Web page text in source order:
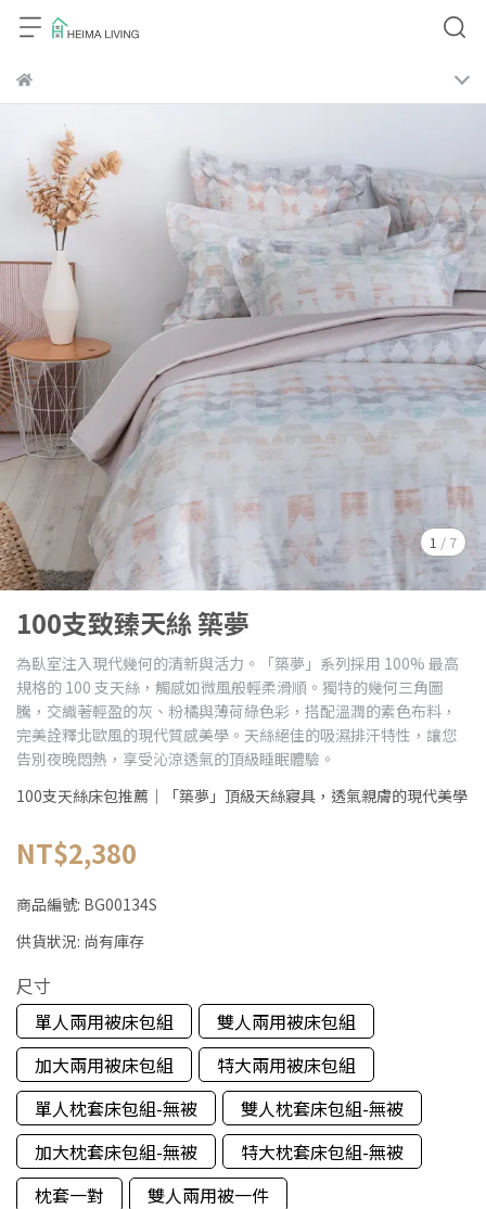
1 / 7
100支致臻天絲 築夢
為臥室注入現代幾何的清新與活力。「築夢」系列採用 100% 最高
規格的 100 支天絲，觸感如微風般輕柔滑順。獨特的幾何三角圖
騰，交織著輕盈的灰、粉橘與薄荷綠色彩，搭配溫潤的素色布料，
完美詮釋北歐風的現代質感美學。天絲絕佳的吸濕排汗特性，讓您
告別夜晚悶熱，享受沁涼透氣的頂級睡眠體驗。
100支天絲床包推薦｜「築夢」頂級天絲寢具，透氣親膚的現代美學
NT$2,380
商品編號: BG00134S
供貨狀況: 尚有庫存
尺寸
單人兩用被床包組
雙人兩用被床包組
加大兩用被床包組
特大兩用被床包組
單人枕套床包組-無被
雙人枕套床包組-無被
加大枕套床包組-無被
特大枕套床包組-無被
枕套一對
雙人兩用被一件